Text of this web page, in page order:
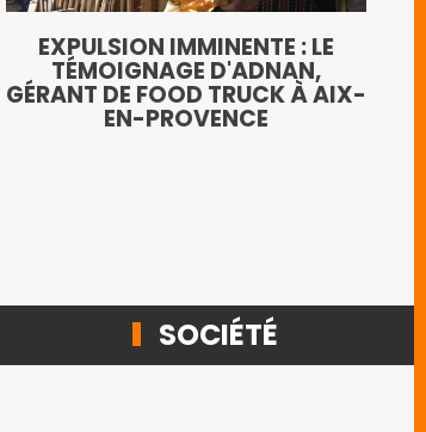
EXPULSION IMMINENTE : LE
TÉMOIGNAGE D'ADNAN,
GÉRANT DE FOOD TRUCK À AIX-
EN-PROVENCE
SOCIÉTÉ